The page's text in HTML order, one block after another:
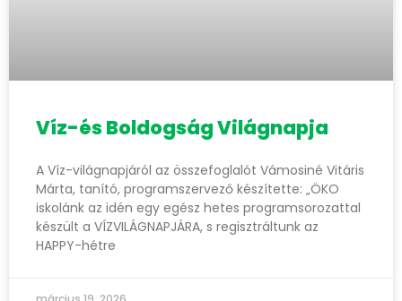
Víz-és Boldogság Világnapja
A Víz-világnapjáról az összefoglalót Vámosiné Vitáris
Márta, tanító, programszervező készítette: „ÖKO
iskolánk az idén egy egész hetes programsorozattal
készült a VÍZVILÁGNAPJÁRA, s regisztráltunk az
HAPPY-hétre